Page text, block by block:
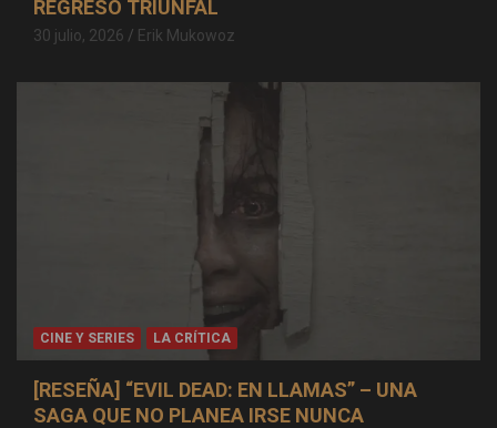
REGRESO TRIUNFAL
30 julio, 2026 Erik Mukowoz
CINE Y SERIES LA CRÍTICA
[RESEÑA] “EVIL DEAD: EN LLAMAS” – UNA
SAGA QUE NO PLANEA IRSE NUNCA